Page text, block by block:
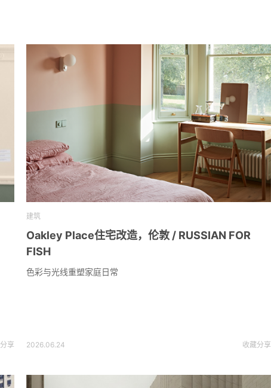
分享
建筑
Oakley Place住宅改造，伦敦 / RUSSIAN FOR
FISH
色彩与光线重塑家庭日常
2026.06.24 收藏分享